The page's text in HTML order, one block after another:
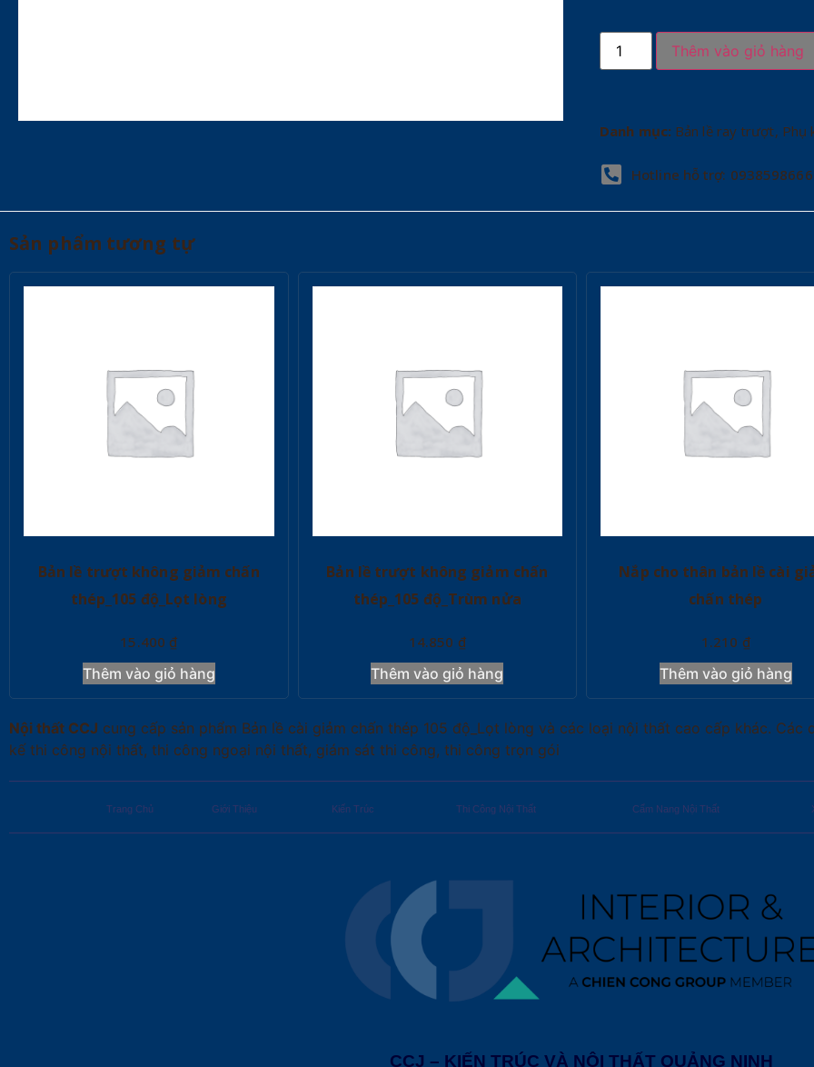
Thêm vào giỏ hàng
Danh mục: Bản lề ray trượt, Phụ
Hotline hỗ trợ: 0938598666
Sản phẩm tương tự
Bản lề trượt không giảm chấn
thép_105 độ_Lọt lòng
15.400 ₫
Thêm vào giỏ hàng
Bản lề trượt không giảm chấn
thép_105 độ_Trùm nửa
14.850 ₫
Thêm vào giỏ hàng
Nắp cho thân bản lề cài
chấn thép
1.210 ₫
Thêm vào giỏ hàng
Nội thất CCJ cung cấp sản phẩm Bản lề cài giảm chấn thép 105 độ_Lọt lòng và các loại nội thất cao cấp khác.
kế thi công nội thất, thi công ngoại nội thất, giám sát thi công, thi công trọn gói
Trang Chủ Giới Thiệu Kiến Trúc Thi Công Nội Thất Cẩm Nang Nội Thất
CCJ – KIẾN TRÚC VÀ NỘI THẤT QUẢNG NINH